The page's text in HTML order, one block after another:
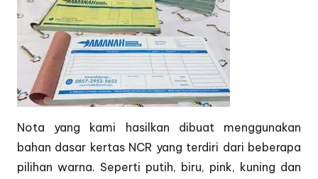
Nota yang kami hasilkan dibuat menggunakan
bahan dasar kertas NCR yang terdiri dari beberapa
pilihan warna. Seperti putih, biru, pink, kuning dan